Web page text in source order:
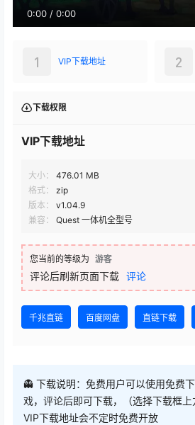
0:00 / 0:00
VIP下载地址
1 2
下载权限
VIP下载地址
大小：
476.01 MB
格式：
zip
版本：
v1.04.9
兼容：
Quest 一体机全型号
您当前的等级为 游客
评论后刷新页面下载 评论
千兆直链 百度网盘 直链下载
👻 下载说明：免费用户可以使用免费
戏，评论后即可下载，（选择下载框上
VIP下载地址会不定时免费开放